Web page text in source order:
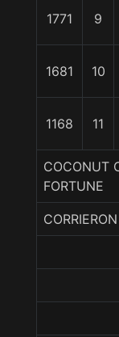
1771 9
1681 10
1168 11
COCONUT
FORTUNE